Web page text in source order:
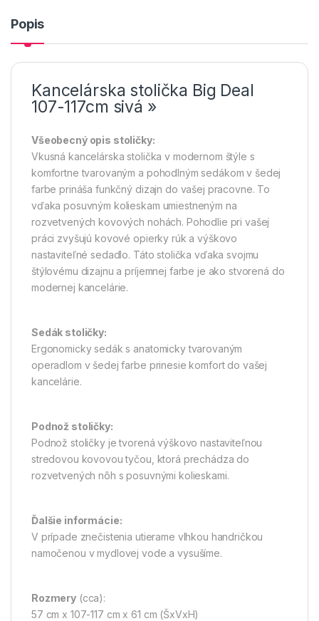
Popis
Kancelárska stolička Big Deal
107-117cm sivá »
Všeobecný opis stoličky:
Vkusná kancelárska stolička v modernom štýle s
komfortne tvarovaným a pohodlným sedákom v šedej
farbe prináša funkčný dizajn do vašej pracovne. To
vďaka posuvným kolieskam umiestneným na
rozvetvených kovových nohách. Pohodlie pri vašej
práci zvyšujú kovové opierky rúk a výškovo
nastaviteľné sedadlo. Táto stolička vďaka svojmu
štýlovému dizajnu a príjemnej farbe je ako stvorená do
modernej kancelárie.
Sedák stoličky:
Ergonomicky sedák s anatomicky tvarovaným
operadlom v šedej farbe prinesie komfort do vašej
kancelárie.
Podnož stoličky:
Podnož stoličky je tvorená výškovo nastaviteľnou
stredovou kovovou tyčou, ktorá prechádza do
rozvetvených nôh s posuvnými kolieskami.
Ďalšie informácie:
V prípade znečistenia utierame vlhkou handričkou
namočenou v mydlovej vode a vysušíme.
Rozmery (cca):
57 cm x 107-117 cm x 61 cm (ŠxVxH)